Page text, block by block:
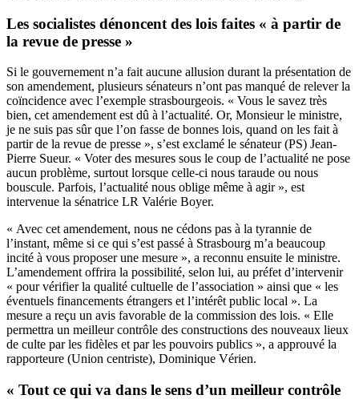
Les socialistes dénoncent des lois faites « à partir de
la revue de presse »
Si le gouvernement n’a fait aucune allusion durant la présentation de
son amendement, plusieurs sénateurs n’ont pas manqué de relever la
coïncidence avec l’exemple strasbourgeois. « Vous le savez très
bien, cet amendement est dû à l’actualité. Or, Monsieur le ministre,
je ne suis pas sûr que l’on fasse de bonnes lois, quand on les fait à
partir de la revue de presse », s’est exclamé le sénateur (PS) Jean-
Pierre Sueur. « Voter des mesures sous le coup de l’actualité ne pose
aucun problème, surtout lorsque celle-ci nous taraude ou nous
bouscule. Parfois, l’actualité nous oblige même à agir », est
intervenue la sénatrice LR Valérie Boyer.
« Avec cet amendement, nous ne cédons pas à la tyrannie de
l’instant, même si ce qui s’est passé à Strasbourg m’a beaucoup
incité à vous proposer une mesure », a reconnu ensuite le ministre.
L’amendement offrira la possibilité, selon lui, au préfet d’intervenir
« pour vérifier la qualité cultuelle de l’association » ainsi que « les
éventuels financements étrangers et l’intérêt public local ». La
mesure a reçu un avis favorable de la commission des lois. « Elle
permettra un meilleur contrôle des constructions des nouveaux lieux
de culte par les fidèles et par les pouvoirs publics », a approuvé la
rapporteure (Union centriste), Dominique Vérien.
« Tout ce qui va dans le sens d’un meilleur contrôle